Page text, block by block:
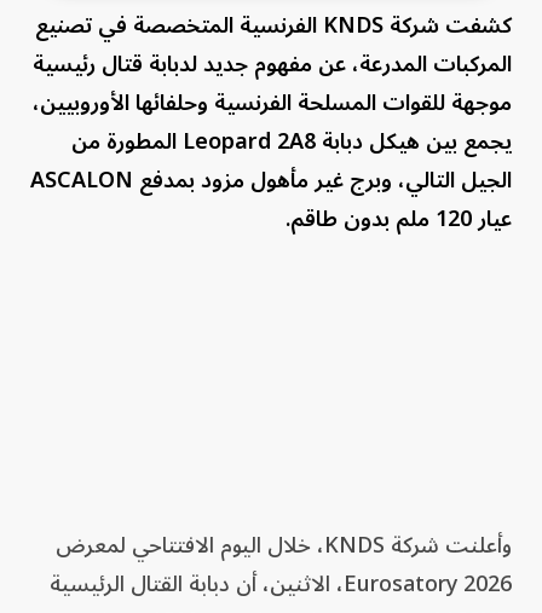
كشفت شركة KNDS الفرنسية المتخصصة في تصنيع
المركبات المدرعة، عن مفهوم جديد لدبابة قتال رئيسية
موجهة للقوات المسلحة الفرنسية وحلفائها الأوروبيين،
يجمع بين هيكل دبابة Leopard 2A8 المطورة من
الجيل التالي، وبرج غير مأهول مزود بمدفع ASCALON
عيار 120 ملم بدون طاقم.
وأعلنت شركة KNDS، خلال اليوم الافتتاحي لمعرض
Eurosatory 2026، الاثنين، أن دبابة القتال الرئيسية